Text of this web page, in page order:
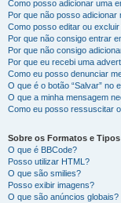
Como posso adicionar uma
Por que não posso adicionar
Como posso editar ou
Por que não consigo entrar
Por que não consigo
Por que eu recebi uma
Como eu posso denunciar
O que é o botão “Salvar” no
O que a minha mensagem
Como eu posso ressuscitar
Sobre os Formatos e
O que é BBCode?
Posso utilizar HTML?
O que são smilies?
Posso exibir imagens?
O que são anúncios globais?